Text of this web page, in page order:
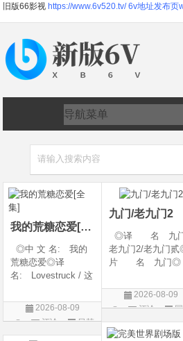
旧版66影视 https://www.6v520.tv/ 6v地址发布页
请输入搜索内容
我的荒糖恋爱[全集]
◎中 文 名: 我的
荒糖恋爱◎译
名: Lovestruck / 这
的爱情◎年 代:
2026◎产 地:
2026-08-09
评论
日韩
剧
九门/老九门2
◎译 名 九
老九门2/老九门
片 名 九门◎
产 地 中国大
◎类 别 剧情 /
言 汉语普通话◎
2026-08-09
评论